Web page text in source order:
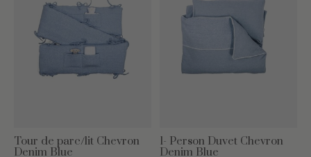
Tour de parc/lit Chevron
Denim Blue
1- Person Duvet Chevron
Denim Blue